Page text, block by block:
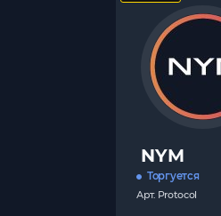
NYM
Торгуется
Арт. Protocol